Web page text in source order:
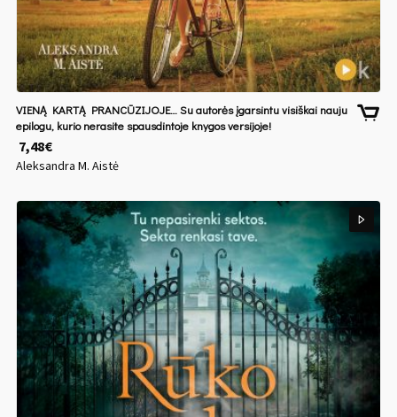
VIENĄ KARTĄ PRANCŪZIJOJE… Su autorės įgarsintu visiškai nauju
epilogu, kurio nerasite spausdintoje knygos versijoje!
7,48€
Aleksandra M. Aistė